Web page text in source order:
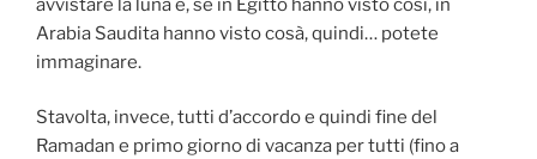
avvistare la luna e, se in Egitto hanno visto così, in
Arabia Saudita hanno visto cosà, quindi… potete
immaginare.
Stavolta, invece, tutti d’accordo e quindi fine del
Ramadan e primo giorno di vacanza per tutti (fino a